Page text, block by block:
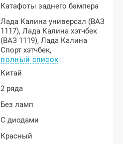
Катафоты заднего бампера
Лада Калина универсал (ВАЗ
1117),Лада Калина хэтчбек
(ВАЗ 1119),Лада Калина
Спорт хэтчбек,
полный список
Китай
2 ряда
Без ламп
С диодами
Красный